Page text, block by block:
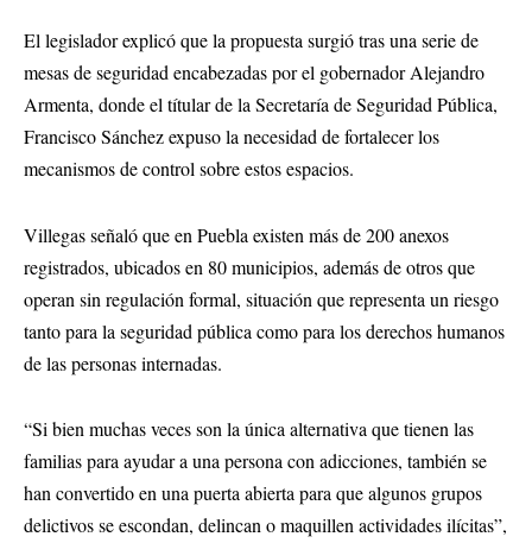
El legislador explicó que la propuesta surgió tras una serie de
mesas de seguridad encabezadas por el gobernador Alejandro
Armenta, donde el títular de la Secretaría de Seguridad Pública,
Francisco Sánchez expuso la necesidad de fortalecer los
mecanismos de control sobre estos espacios.
Villegas señaló que en Puebla existen más de 200 anexos
registrados, ubicados en 80 municipios, además de otros que
operan sin regulación formal, situación que representa un riesgo
tanto para la seguridad pública como para los derechos humanos
de las personas internadas.
“Si bien muchas veces son la única alternativa que tienen las
familias para ayudar a una persona con adicciones, también se
han convertido en una puerta abierta para que algunos grupos
delictivos se escondan, delincan o maquillen actividades ilícitas”,